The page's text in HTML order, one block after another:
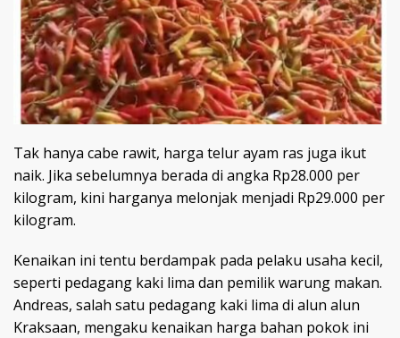
Tak hanya cabe rawit, harga telur ayam ras juga ikut
naik. Jika sebelumnya berada di angka Rp28.000 per
kilogram, kini harganya melonjak menjadi Rp29.000 per
kilogram.
Kenaikan ini tentu berdampak pada pelaku usaha kecil,
seperti pedagang kaki lima dan pemilik warung makan.
Andreas, salah satu pedagang kaki lima di alun alun
Kraksaan, mengaku kenaikan harga bahan pokok ini